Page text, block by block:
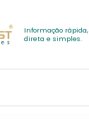
Informação rápida,
direta e simples.